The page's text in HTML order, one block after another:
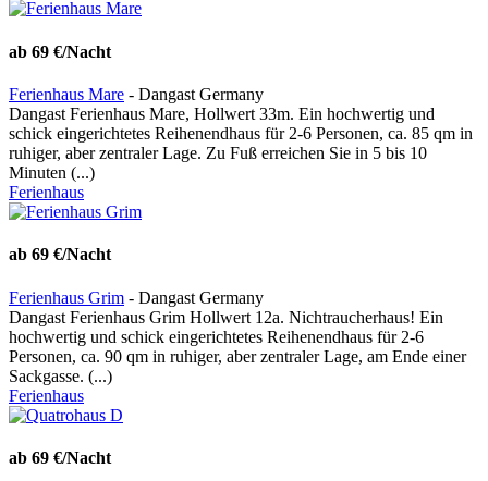
ab 69 €/Nacht
Ferienhaus Mare - Dangast Germany
Dangast Ferienhaus Mare, Hollwert 33m. Ein hochwertig und
schick eingerichtetes Reihenendhaus für 2-6 Personen, ca. 85 qm in
ruhiger, aber zentraler Lage. Zu Fuß erreichen Sie in 5 bis 10
Minuten (...)
Ferienhaus
ab 69 €/Nacht
Ferienhaus Grim - Dangast Germany
Dangast Ferienhaus Grim Hollwert 12a. Nichtraucherhaus! Ein
hochwertig und schick eingerichtetes Reihenendhaus für 2-6
Personen, ca. 90 qm in ruhiger, aber zentraler Lage, am Ende einer
Sackgasse. (...)
Ferienhaus
ab 69 €/Nacht